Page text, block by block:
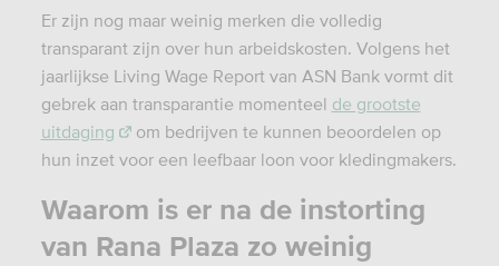
Er zijn nog maar weinig merken die volledig
transparant zijn over hun arbeidskosten. Volgens het
jaarlijkse Living Wage Report van ASN Bank vormt dit
gebrek aan transparantie momenteel de grootste
uitdaging
om bedrijven te kunnen beoordelen op
hun inzet voor een leefbaar loon voor kledingmakers.
Waarom is er na de instorting
van Rana Plaza zo weinig